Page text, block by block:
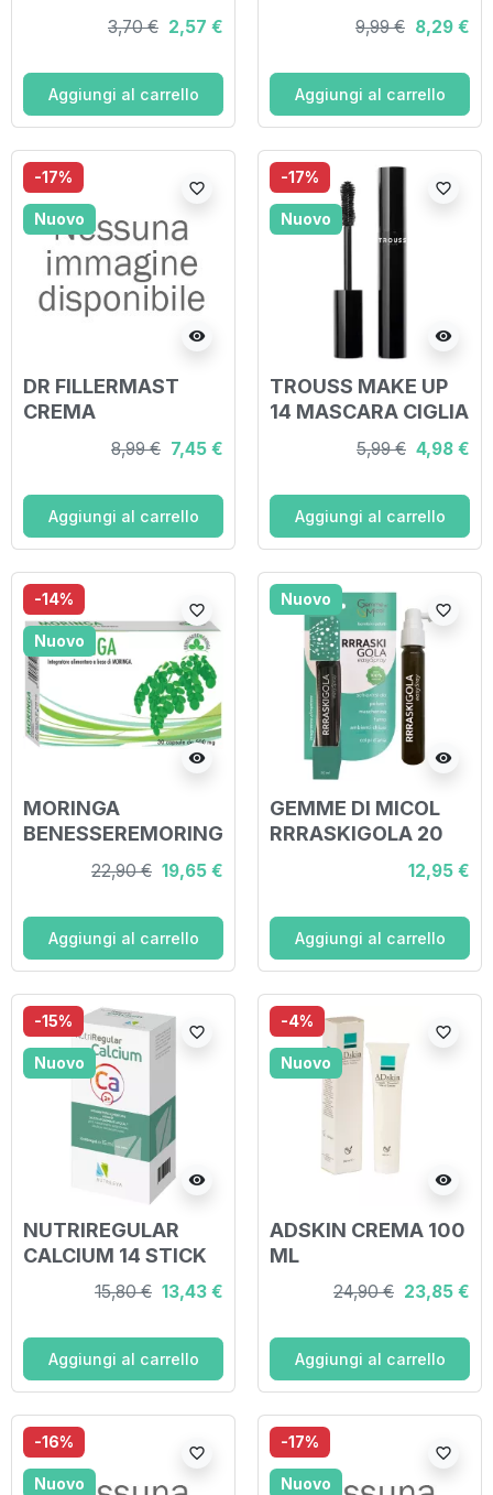
3,70 € 2,57 €
Aggiungi al carrello
9,99 € 8,29 €
Aggiungi al carrello
-17%
Nuovo
visibility
favorite_border
DR FILLERMAST
CREMA
HYALURONIC NUTRI
AGE 30 ML
8,99 € 7,45 €
Aggiungi al carrello
-17%
Nuovo
visibility
favorite_border
TROUSS MAKE UP
14 MASCARA CIGLIA
5,99 € 4,98 €
Aggiungi al carrello
-14%
Nuovo
visibility
favorite_border
MORINGA
BENESSEREMORING
A 30 CAPSULE
22,90 € 19,65 €
Aggiungi al carrello
Nuovo
visibility
favorite_border
GEMME DI MICOL
RRRASKIGOLA 20
12,95 €
Aggiungi al carrello
-15%
Nuovo
visibility
favorite_border
NUTRIREGULAR
CALCIUM 14 STICK
15,80 € 13,43 €
Aggiungi al carrello
-4%
Nuovo
visibility
favorite_border
ADSKIN CREMA 100
ML
24,90 € 23,85 €
Aggiungi al carrello
-16%
Nuovo
favorite_border
-17%
Nuovo
favorite_border